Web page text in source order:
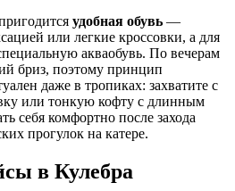
удобная обувь —
или легкие кроссовки, а для
акваобувь. По вечерам
бриз, поэтому принцип
даже в тропиках: захватите с
или тонкую кофту с длинным
себя комфортно после захода
прогулок на катере.
в Кулебра